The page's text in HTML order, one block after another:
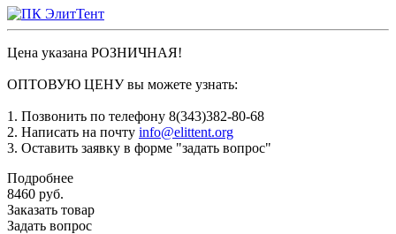
Цена указана РОЗНИЧНАЯ!
ОПТОВУЮ ЦЕНУ вы можете узнать:
1. Позвонить по телефону 8(343)382-80-68
2. Написать на почту info@elittent.org
3. Оставить заявку в форме "задать вопрос"
Подробнее
8460 руб.
Заказать товар
Задать вопрос